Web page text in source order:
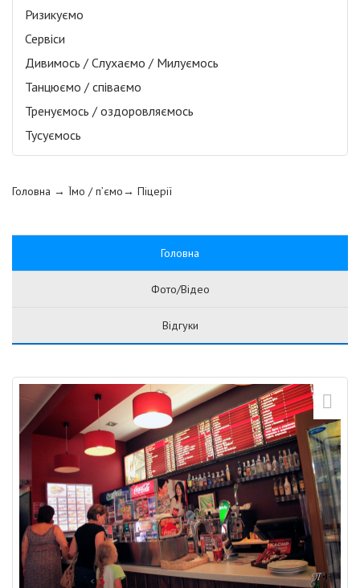
Ризикуємо
Сервіси
Дивимось / Слухаємо / Милуємось
Танцюємо / співаємо
Тренуємось / оздоровляємось
Тусуємось
Головна → Їмо / п’ємо→ Піцерії
Головна
Фото/Відео
Відгуки